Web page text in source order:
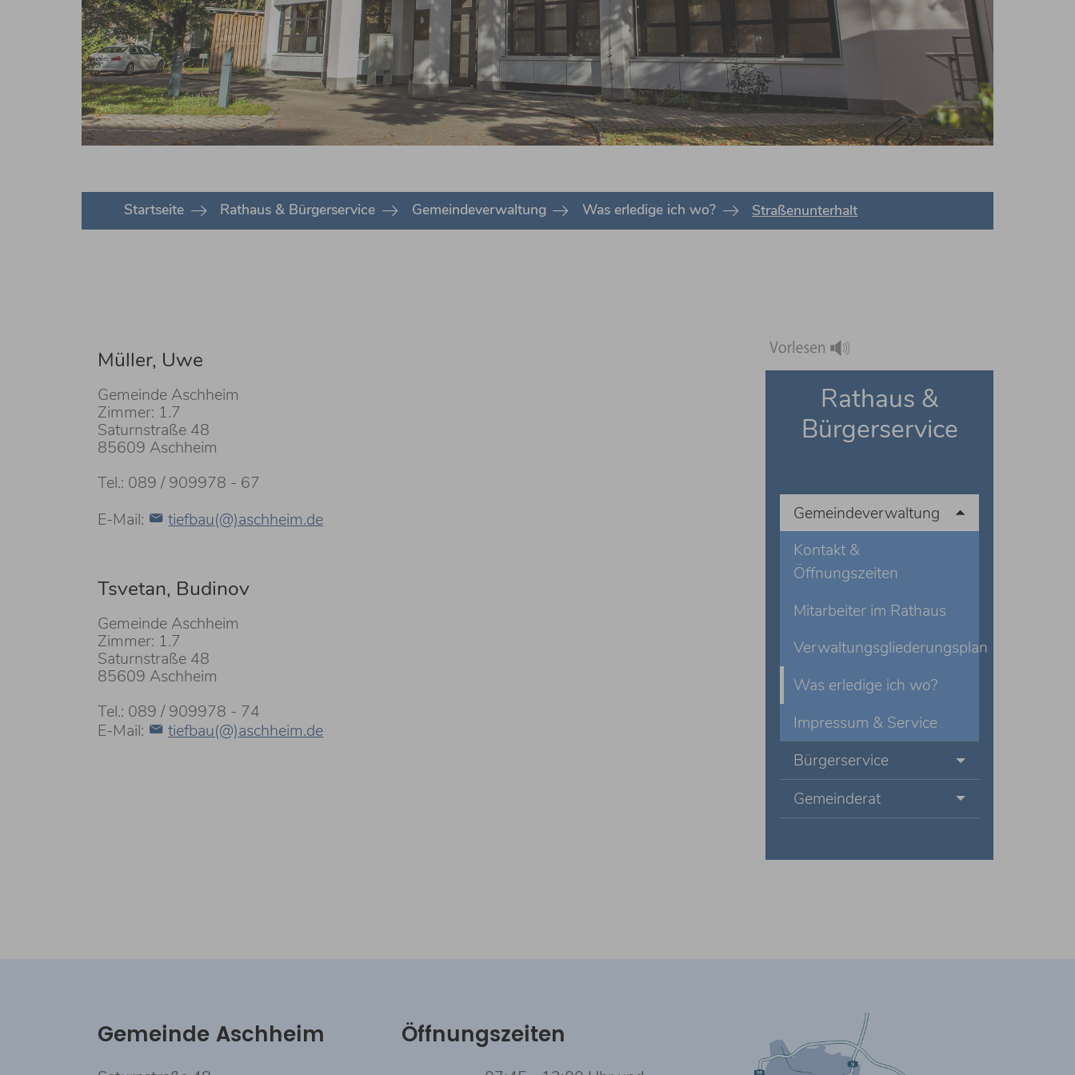
You are here:
Startseite Rathaus & Bürgerservice Gemeindeverwaltung Was erledige ich wo? Straßenunterhalt
Müller, Uwe
Gemeinde Aschheim
Zimmer: 1.7
Saturnstraße 48
85609 Aschheim
Tel.: 089 / 909978 - 67
E-Mail:
tiefbau(@)aschheim.de
Tsvetan, Budinov
Gemeinde Aschheim
Zimmer: 1.7
Saturnstraße 48
85609 Aschheim
Tel.: 089 / 909978 - 74
E-Mail:
tiefbau(@)aschheim.de
Rathaus &
Bürgerservice
Gemeindeverwaltung
Kontakt &
Öffnungszeiten
Mitarbeiter im Rathaus
Verwaltungsgliederungsplan
Was erledige ich wo?
Impressum & Service
Bürgerservice
Gemeinderat
Gemeinde Aschheim Öffnungszeiten